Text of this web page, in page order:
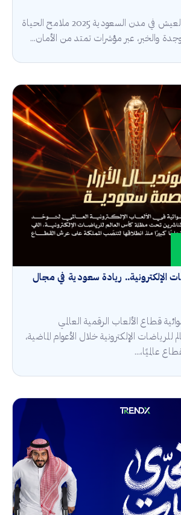
يرصد تقرير قابلية العيش في مدن السعودية 2025 ملامح الحياة
والخبر، عبر مؤشرات تمتد من الأمان...
الإلكترونية.. ريادة سعودية في مجال
قطاع الألعاب الرقمية العالمي
للرياضات الإلكترونية خلال الأعوام الماضية،
عالميًا،...